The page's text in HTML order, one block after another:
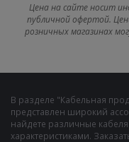
Цена на сайте носит
публичной офертой.
розничных магазинах
В разделе "Кабельная
представлен широкий
найдете различные
характеристиками.